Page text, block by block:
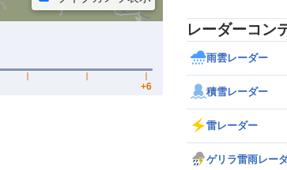
レーダーコン
雨雲レーダー
積雪レーダー
雷レーダー
ゲリラ雷雨レー